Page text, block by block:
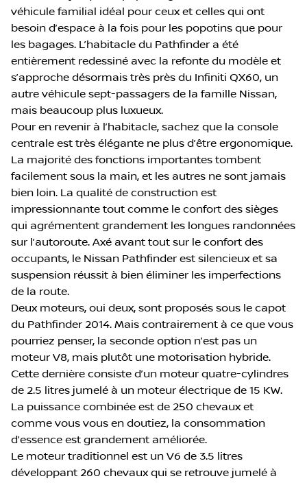
véhicule familial idéal pour ceux et celles qui ont
besoin d’espace à la fois pour les popotins que pour
les bagages. L’habitacle du Pathfinder a été
entièrement redessiné avec la refonte du modèle et
s’approche désormais très près du Infiniti QX60, un
autre véhicule sept-passagers de la famille Nissan,
mais beaucoup plus luxueux.
Pour en revenir à l’habitacle, sachez que la console
centrale est très élégante ne plus d’être ergonomique.
La majorité des fonctions importantes tombent
facilement sous la main, et les autres ne sont jamais
bien loin. La qualité de construction est
impressionnante tout comme le confort des sièges
qui agrémentent grandement les longues randonnées
sur l’autoroute. Axé avant tout sur le confort des
occupants, le Nissan Pathfinder est silencieux et sa
suspension réussit à bien éliminer les imperfections
de la route.
Deux moteurs, oui deux, sont proposés sous le capot
du Pathfinder 2014. Mais contrairement à ce que vous
pourriez penser, la seconde option n’est pas un
moteur V8, mais plutôt une motorisation hybride.
Cette dernière consiste d’un moteur quatre-cylindres
de 2.5 litres jumelé à un moteur électrique de 15 KW.
La puissance combinée est de 250 chevaux et
comme vous vous en doutiez, la consommation
d’essence est grandement améliorée.
Le moteur traditionnel est un V6 de 3.5 litres
développant 260 chevaux qui se retrouve jumelé à